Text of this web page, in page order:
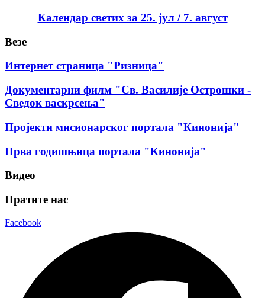
Календар светих за 25. јул / 7. август
Везе
Интернет страница "Ризница"
Документарни филм "Св. Василије Острошки -
Сведок васкрсења"
Пројекти мисионарског портала "Кинонија"
Прва годишњица портала "Кинонија"
Видео
Пратите нас
Facebook